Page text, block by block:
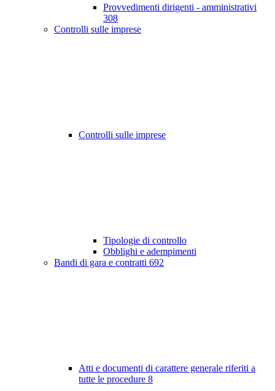
Provvedimenti dirigenti - amministrativi
308
Controlli sulle imprese
Controlli sulle imprese
Tipologie di controllo
Obblighi e adempimenti
Bandi di gara e contratti 692
Atti e documenti di carattere generale riferiti a
tutte le procedure 8